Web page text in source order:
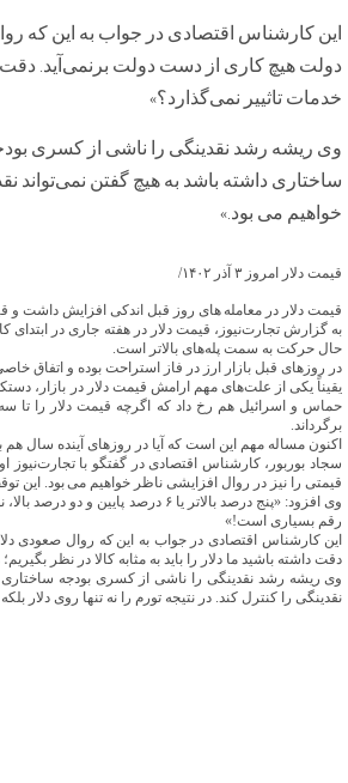
این کارشناس اقتصادی در جواب به این که
دولت هیچ کاری از دست دولت برنمی‌آید. دقت
خدمات تاثییر نمی‌گذارد؟»
وی ریشه رشد نقدینگی را ناشی از کسری
ساختاری داشته باشد به هیچ گفتن نمی‌تواند
خواهیم می بود.»
قیمت دلار امروز ۳ آذر ۱۴۰۲/
قیمت دلار در معامله های روز قبل اندکی افزایش داشت و
به گزارش تجارت‌نیوز، قیمت دلار در هفته جاری در ابتدای‌
حال حرکت به سمت پله‌های بالاتر است.
در روزهای‌ قبل بازار ارز در فاز استراحت بوده و اتفاق
یقیناً یکی از علت‌های مهم ارامش قیمت دلار در بازار،
حماس و اسرائیل‌ هم رخ داد که اگرچه قیمت دلار را تا سه
برگرداند.
اکنون‌ مساله مهم این است که آیا در روزهای آینده سال هم
سجاد بوربور، کارشناس اقتصادی در گفتگو با تجارت‌نیوز
قیمتی را نیز در روال افزایشی ناظر خواهیم می بود. این
وی افزود: «پنج درصد بالاتر یا ۶ درصد پایین‌ و دو درصد بالا،
رقم بسیاری است!»
این کارشناس اقتصادی در جواب به این که روال صعودی
دقت داشته باشید ما دلار را باید به مثابه کالا در نظر بگیریم؛
وی ریشه رشد نقدینگی را ناشی از کسری بودجه ساختاری
نقدینگی را کنترل کند. در نتیجه تورم را نه تنها روی دلار بلکه